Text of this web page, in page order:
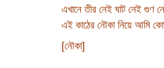
এখানে তীর নেই ঘাট নেই গুণ
এই কাঠের নৌকা নিয়ে আমি
[নৌকা]